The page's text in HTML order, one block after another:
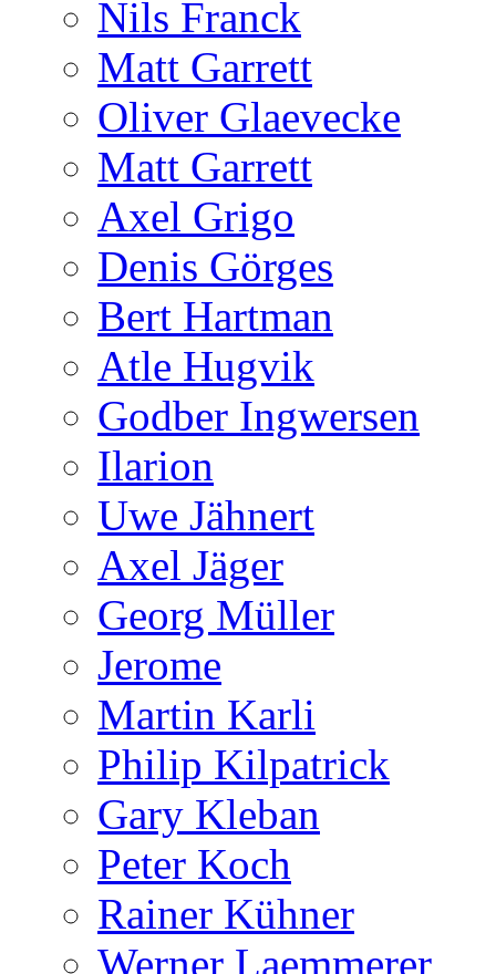
Nils Franck
Matt Garrett
Oliver Glaevecke
Matt Garrett
Axel Grigo
Denis Görges
Bert Hartman
Atle Hugvik
Godber Ingwersen
Ilarion
Uwe Jähnert
Axel Jäger
Georg Müller
Jerome
Martin Karli
Philip Kilpatrick
Gary Kleban
Peter Koch
Rainer Kühner
Werner Laemmerer